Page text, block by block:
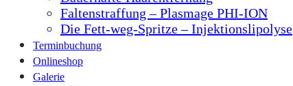
Faltenstraffung – Plasmage PHI-ION
Die Fett-weg-Spritze – Injektionslipolyse
Terminbuchung
Onlineshop
Galerie